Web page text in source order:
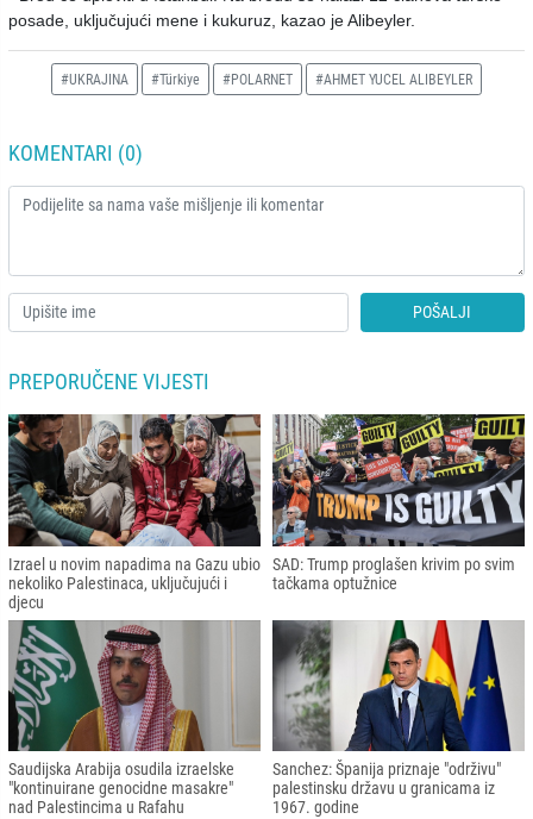
posade, uključujući mene i kukuruz, kazao je Alibeyler.
#UKRAJINA #Türkiye #POLARNET #AHMET YUCEL ALIBEYLER
KOMENTARI (0)
POŠALJI
PREPORUČENE VIJESTI
Izrael u novim napadima na Gazu ubio
nekoliko Palestinaca, uključujući i
djecu
SAD: Trump proglašen krivim po svim
tačkama optužnice
Saudijska Arabija osudila izraelske
"kontinuirane genocidne masakre"
nad Palestincima u Rafahu
Sanchez: Španija priznaje "održivu"
palestinsku državu u granicama iz
1967. godine